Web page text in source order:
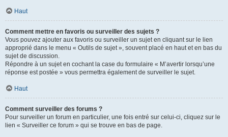
Haut
Comment mettre en favoris ou surveiller des sujets ?
Vous pouvez ajouter aux favoris ou surveiller un sujet en cliquant sur le lien
approprié dans le menu « Outils de sujet », souvent placé en haut et en bas du
sujet de discussion.
Répondre à un sujet en cochant la case du formulaire « M’avertir lorsqu’une
réponse est postée » vous permettra également de surveiller le sujet.
Haut
Comment surveiller des forums ?
Pour surveiller un forum en particulier, une fois entré sur celui-ci, cliquez sur le
lien « Surveiller ce forum » qui se trouve en bas de page.